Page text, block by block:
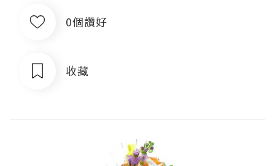
0個讚好
收藏